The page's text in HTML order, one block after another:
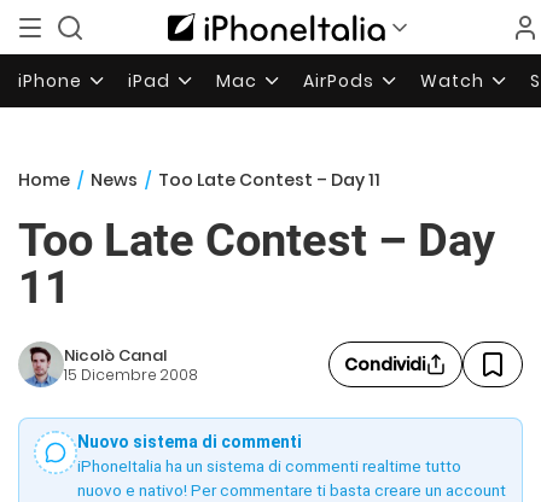
iPhone iPad Mac AirPods Watch
Home / News / Too Late Contest – Day 11
Too Late Contest – Day
11
Nicolò Canal
15 Dicembre 2008 Condividi
Nuovo sistema di commenti
iPhoneItalia ha un sistema di commenti realtime tutto
nuovo e nativo! Per commentare ti basta creare un account